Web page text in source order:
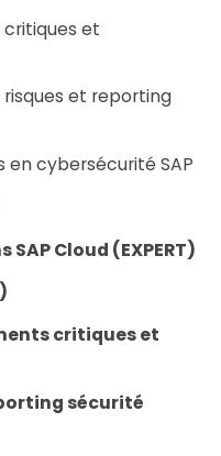
et
et reporting
en cybersécurité SAP
Cloud (EXPERT)
critiques et
sécurité